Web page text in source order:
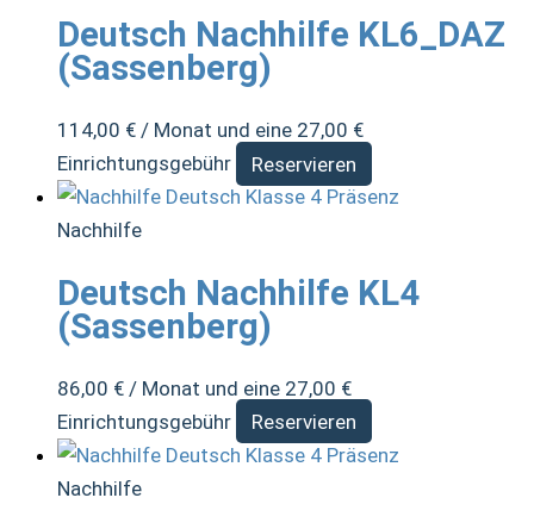
Deutsch Nachhilfe KL6_DAZ
(Sassenberg)
114,00 € / Monat und eine 27,00 €
Einrichtungsgebühr
Reservieren
Nachhilfe
Deutsch Nachhilfe KL4
(Sassenberg)
86,00 € / Monat und eine 27,00 €
Einrichtungsgebühr
Reservieren
Nachhilfe